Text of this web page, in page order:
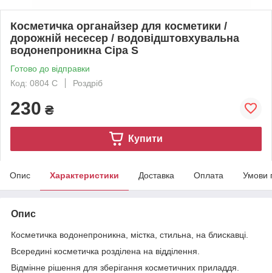
Косметичка органайзер для косметики /
дорожній несесер / водовідштовхувальна
водонепроникна Сіра S
Готово до відправки
Код: 0804 С
Роздріб
230 ₴
Купити
Опис Характеристики Доставка Оплата Умови
Опис
Косметичка водонепроникна, містка, стильна, на блискавці.
Всередині косметичка розділена на відділення.
Відмінне рішення для зберігання косметичних приладдя.